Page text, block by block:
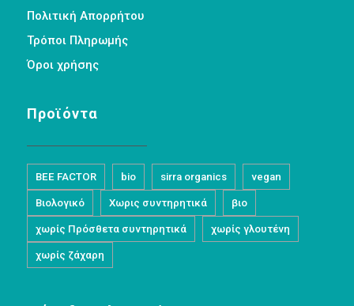
Πολιτική Απορρήτου
Τρόποι Πληρωμής
Όροι χρήσης
Προϊόντα
BEE FACTOR bio sirra organics vegan
Βιολογικό Χωρις συντηρητικά βιο
χωρίς Πρόσθετα συντηρητικά χωρίς γλουτένη
χωρίς ζάχαρη